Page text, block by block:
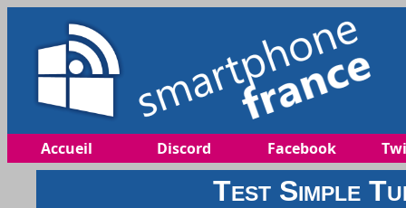
Accueil Discord Facebook
Test Simple